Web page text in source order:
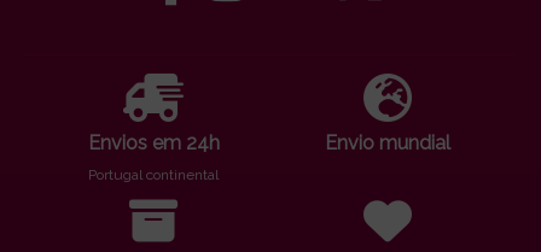
Envios em 24h
Portugal continental
Envio mundial